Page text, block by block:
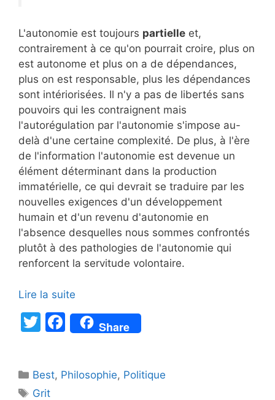
L'autonomie est toujours partielle et,
contrairement à ce qu'on pourrait croire, plus on
est autonome et plus on a de dépendances,
plus on est responsable, plus les dépendances
sont intériorisées. Il n'y a pas de libertés sans
pouvoirs qui les contraignent mais
l'autorégulation par l'autonomie s'impose au-
delà d'une certaine complexité. De plus, à l'ère
de l'information l'autonomie est devenue un
élément déterminant dans la production
immatérielle, ce qui devrait se traduire par les
nouvelles exigences d'un développement
humain et d'un revenu d'autonomie en
l'absence desquelles nous sommes confrontés
plutôt à des pathologies de l'autonomie qui
renforcent la servitude volontaire.
Lire la suite
T
er
F
a
e
Share
Catégories
Best, Philosophie, Politique
Étiquettes
Grit